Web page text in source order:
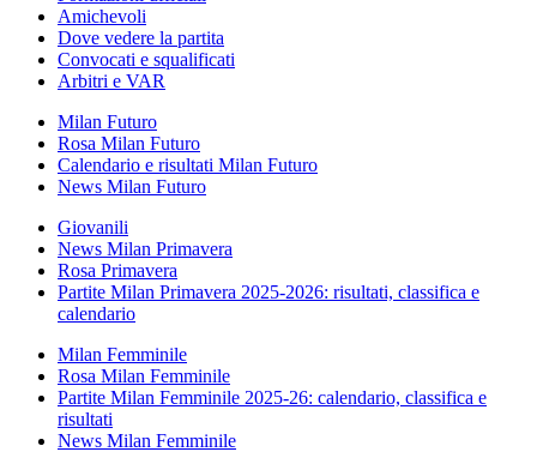
Amichevoli
Dove vedere la partita
Convocati e squalificati
Arbitri e VAR
Milan Futuro
Rosa Milan Futuro
Calendario e risultati Milan Futuro
News Milan Futuro
Giovanili
News Milan Primavera
Rosa Primavera
Partite Milan Primavera 2025-2026: risultati, classifica e
calendario
Milan Femminile
Rosa Milan Femminile
Partite Milan Femminile 2025-26: calendario, classifica e
risultati
News Milan Femminile